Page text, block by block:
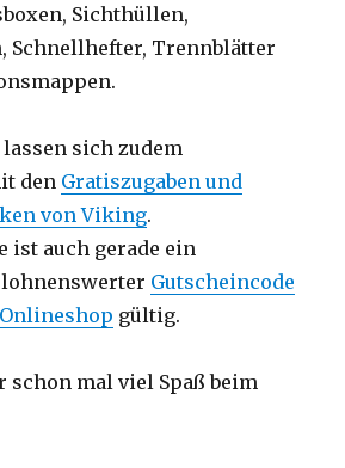
Sichthüllen,
Schnellhefter, Trennblätter
lassen sich zudem
den Gratiszugaben und
von Viking.
ist auch gerade ein
Gutscheincode
gültig.
schon mal viel Spaß beim